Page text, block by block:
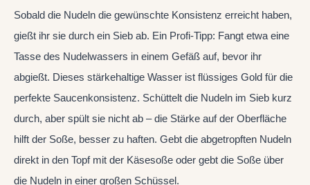
Sobald die Nudeln die gewünschte Konsistenz erreicht haben,
gießt ihr sie durch ein Sieb ab. Ein Profi-Tipp: Fangt etwa eine
Tasse des Nudelwassers in einem Gefäß auf, bevor ihr
abgießt. Dieses stärkehaltige Wasser ist flüssiges Gold für die
perfekte Saucenkonsistenz. Schüttelt die Nudeln im Sieb kurz
durch, aber spült sie nicht ab – die Stärke auf der Oberfläche
hilft der Soße, besser zu haften. Gebt die abgetropften Nudeln
direkt in den Topf mit der Käsesoße oder gebt die Soße über
die Nudeln in einer großen Schüssel.